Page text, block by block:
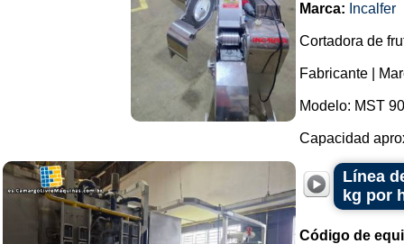
Marca: Incalfer
Cortadora de
Fabricante |
Modelo: MST
Capacidad
Línea
kg por
Código de